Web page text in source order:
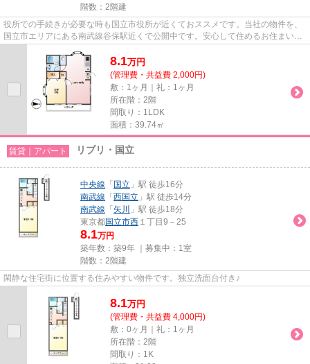
階数：2階建
役所での手続きが必要な時も国立市役所が近くておススメです。当社の物件を、
国立市エリアにある南武線谷保駅近くで公開中です。安心して住めるお住まいの
8.1万円
(管理費・共益費 2,000円)
敷：1ヶ月｜礼：1ヶ月
所在階：2階
間取り：1LDK
面積：39.74㎡
賃貸｜アパート リブリ・国立
中央線 「 国立 」駅 徒歩16分
南武線 「 西国立 」駅 徒歩14分
南武線 「 矢川
」駅 徒歩18分
東京都国立市西 １丁目9－25
8.1万円
築年数：築9年 ｜募集中： 1室
階数：2階建
閑静な住宅街に位置する住みやすい物件です。独立洗面台付き♪
8.1万円
(管理費・共益費 4,000円)
敷：0ヶ月｜礼：1ヶ月
所在階：2階
間取り：1K